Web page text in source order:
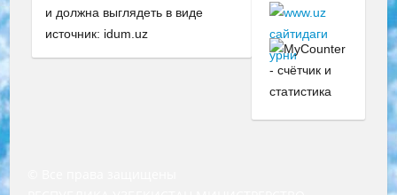
и должна выглядеть в виде
источник: idum.uz